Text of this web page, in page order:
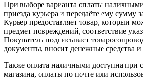
При выборе варианта оплаты
приезда курьера и передаёте ему сумму
Курьер предоставляет товар, который
предмет повреждений, соответствие
Покупатель подписывает
документы, вносит денежные средства и
Также оплата наличными доступна при
магазина, оплаты по почте или